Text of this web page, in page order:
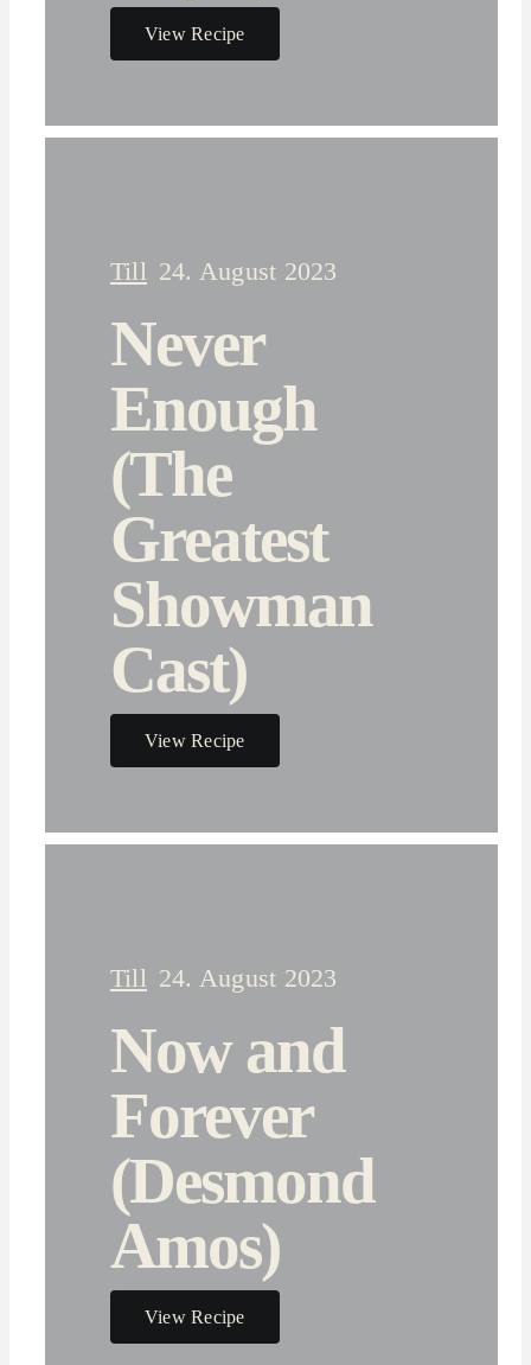
View Recipe
Till 24. August 2023
Never
Enough
(The
Greatest
Showman
Cast)
View Recipe
Till 24. August 2023
Now and
Forever
(Desmond
Amos)
View Recipe